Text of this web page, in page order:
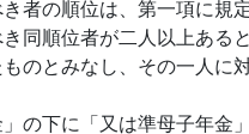
者の順位は、第一項に規
同順位者が二人以上ある
のとみなし、その一人に
の下に「又は準母子年金」